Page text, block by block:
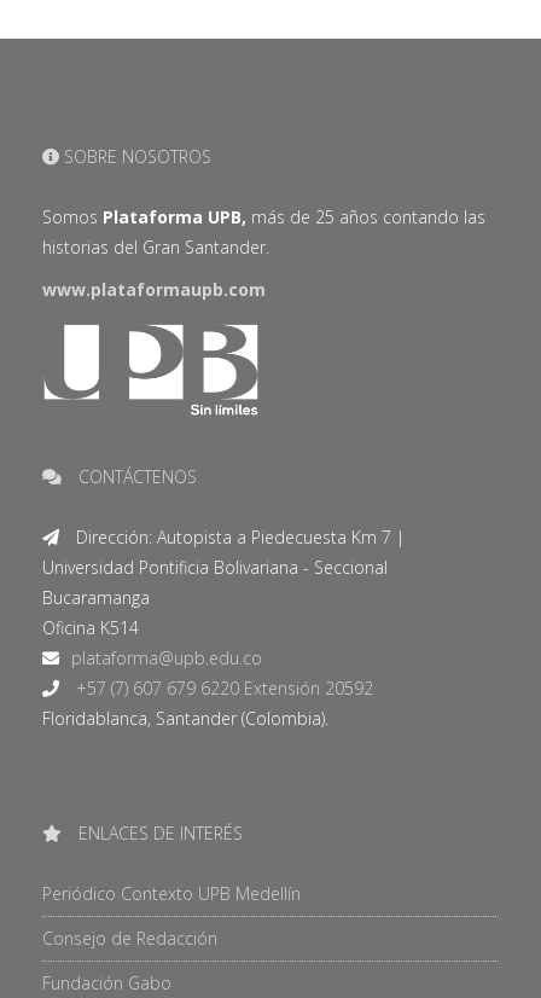
SOBRE NOSOTROS
Somos Plataforma UPB, más de 25 años contando las
historias del Gran Santander.
www.plataformaupb.com
CONTÁCTENOS
Dirección: Autopista a Piedecuesta Km 7 |
Universidad Pontificia Bolivariana - Seccional
Bucaramanga
Oficina K514
+57 (7) 607 679 6220 Extensión 20592
Floridablanca, Santander (Colombia).
ENLACES DE INTERÉS
Periódico Contexto UPB Medellín
Consejo de Redacción
Fundación Gabo